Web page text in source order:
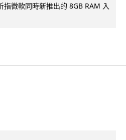
指微軟同時新推出的 8GB RAM 入